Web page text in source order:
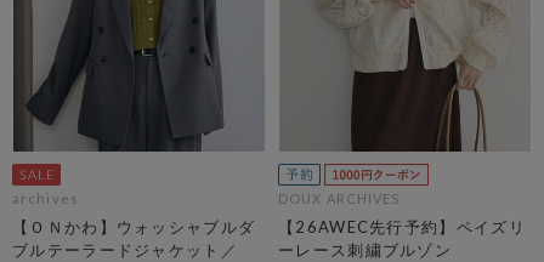
archives
【ＯＮかわ】ウォッシャブルダ
ブルテーラードジャケット／
DOUX ARCHIVES
【26AWEC先行予約】ペイズリ
ーレース刺繍ブルゾン